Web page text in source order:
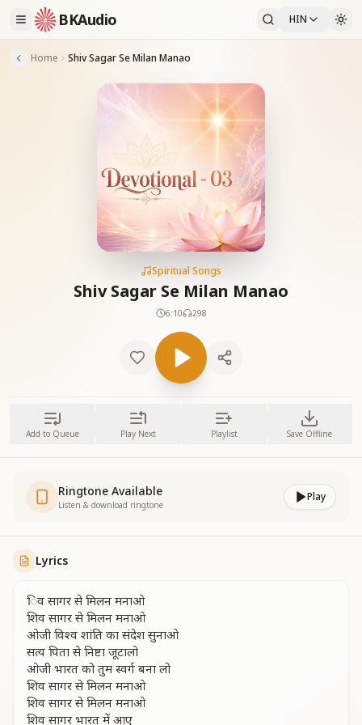
BKAudio HIN
Home Shiv Sagar Se Milan Manao
Spiritual Songs
Shiv Sagar Se Milan Manao
6:10 298
Add to Queue Play Next Playlist Save Offline
Ringtone Available
Listen & download ringtone
Play
Lyrics
िव सागर से मिलन मनाओ
शिव सागर से मिलन मनाओ
ओजी विश्व शांति का संदेश सुनाओ
सत्य पिता से निष्टा जूटालो
ओजी भारत को तुम स्वर्ग बना लो
शिव सागर से मिलन मनाओ
शिव सागर से मिलन मनाओ
शिव सागर भारत में आए